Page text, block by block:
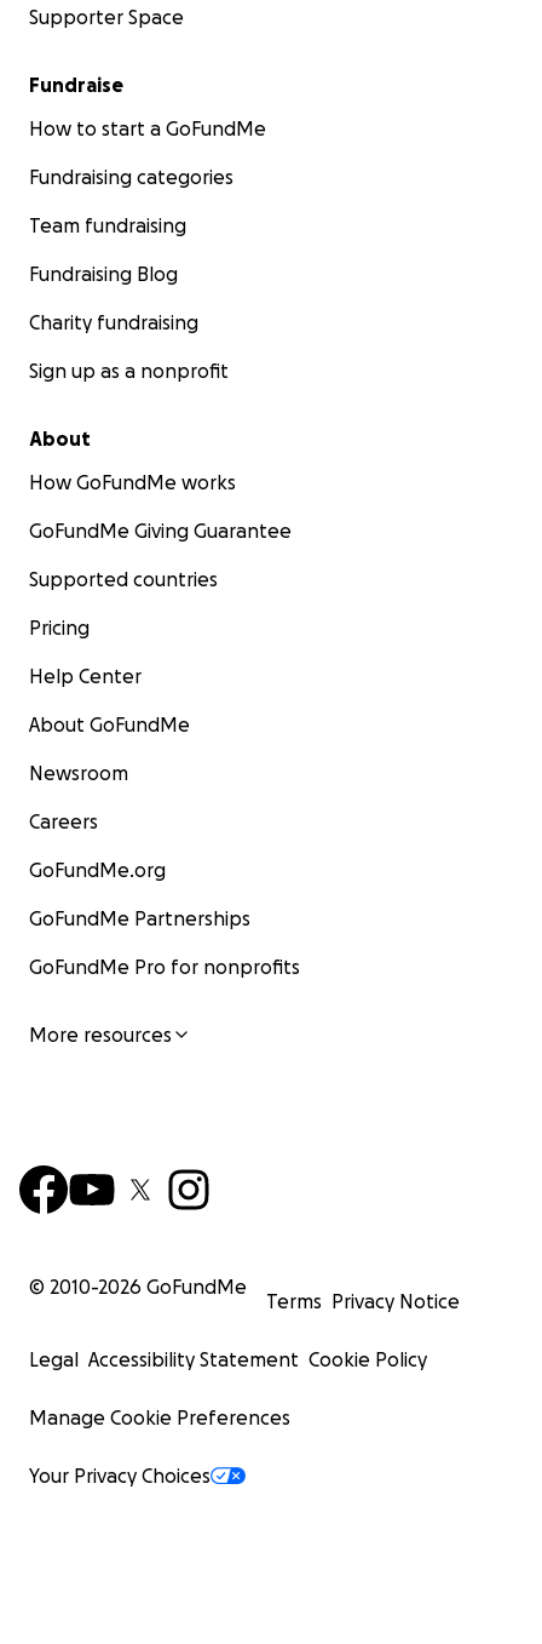
Supporter Space
Fundraise
How to start a GoFundMe
Fundraising categories
Team fundraising
Fundraising Blog
Charity fundraising
Sign up as a nonprofit
About
How GoFundMe works
GoFundMe Giving Guarantee
Supported countries
Pricing
Help Center
About GoFundMe
Newsroom
Careers
GoFundMe.org
GoFundMe Partnerships
GoFundMe Pro for nonprofits
More resources
© 2010-2026 GoFundMe
Terms Privacy Notice
Legal Accessibility Statement Cookie Policy
Manage Cookie Preferences
Your Privacy Choices